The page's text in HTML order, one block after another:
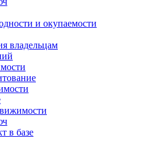
и окупаемости
владельцам
в базе